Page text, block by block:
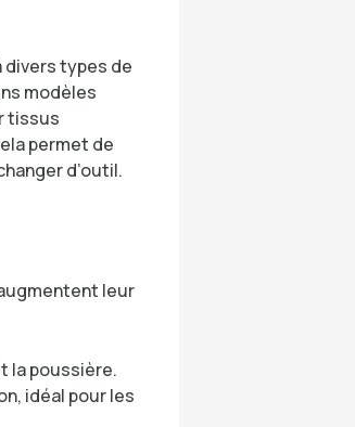
divers types de
modèles
tissus
permet de
d’outil.
leur
la poussière.
idéal pour les